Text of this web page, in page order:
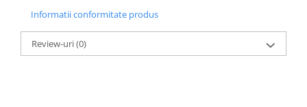
Informatii conformitate produs
Review-uri(0)